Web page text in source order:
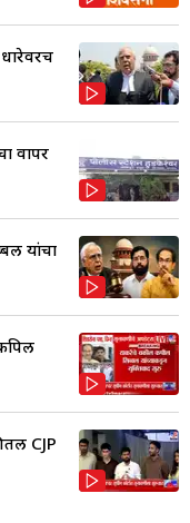
वापर
यांचा
CJP